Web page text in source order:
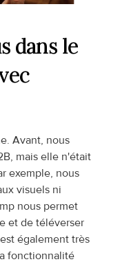
dans le
Avant, nous
mais elle n'était
exemple, nous
visuels ni
nous permet
et de téléverser
également très
fonctionnalité